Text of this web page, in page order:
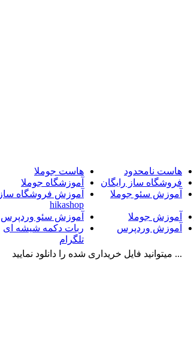
هاست نامحدود هاست جوملا
فروشگاه ساز رایگان آموزشگاه جوملا
آموزش سئو جوملا
آموزش فروشگاه ساز
hikashop
آموزش جوملا آموزش سئو وردپرس
آموزش وردپرس
ربات دکمه شیشه ای
تلگرام
... میتوانید فایل خریداری شده را دانلود نمایید